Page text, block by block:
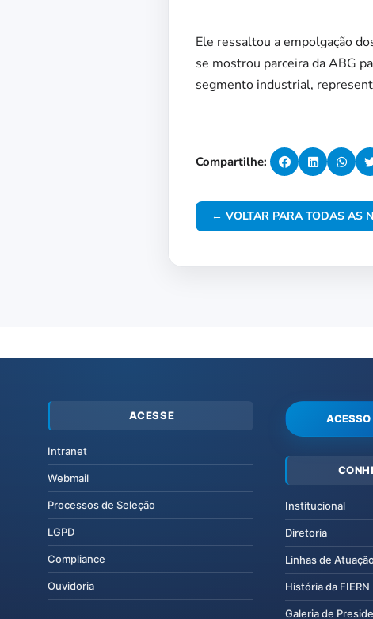
Ele ressaltou a empolgação
se mostrou parceira da ABG
segmento industrial,
Compartilhe:
← VOLTAR PARA TODAS AS
ACESSE
Intranet
Webmail
Processos de Seleção
LGPD
Compliance
Ouvidoria
ACESSO
Institucional
Diretoria
Linhas de
História da FIERN
Galeria de